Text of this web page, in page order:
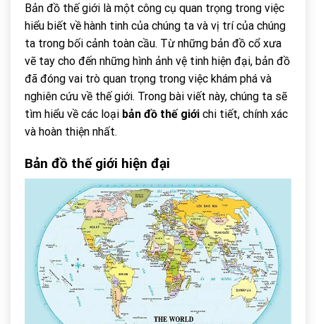
Bản đồ thế giới là một công cụ quan trọng trong việc
hiểu biết về hành tinh của chúng ta và vị trí của chúng
ta trong bối cảnh toàn cầu. Từ những bản đồ cổ xưa
vẽ tay cho đến những hình ảnh vệ tinh hiện đại, bản đồ
đã đóng vai trò quan trọng trong việc khám phá và
nghiên cứu về thế giới. Trong bài viết này, chúng ta sẽ
tìm hiểu về các loại bản đồ thế giới chi tiết, chính xác
và hoàn thiện nhất.
Bản đồ thế giới hiện đại